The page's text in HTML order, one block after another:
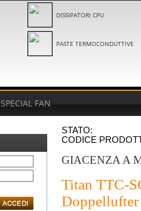
DISSIPATORI CPU
PASTE TERMOCONDUTTIVE
SPECIAL FAN
STATO:
CODICE
GIACENZA A
Titan TTC-